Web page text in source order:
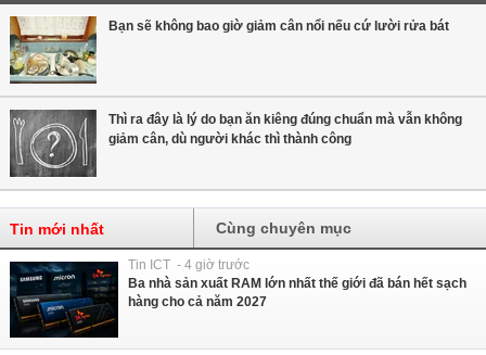
Bạn sẽ không bao giờ giảm cân nổi nếu cứ lười rửa bát
Thì ra đây là lý do bạn ăn kiêng đúng chuẩn mà vẫn không
giảm cân, dù người khác thì thành công
Tin mới nhất Cùng chuyên mục
Tin ICT - 4 giờ trước
Ba nhà sản xuất RAM lớn nhất thế giới đã bán hết sạch
hàng cho cả năm 2027